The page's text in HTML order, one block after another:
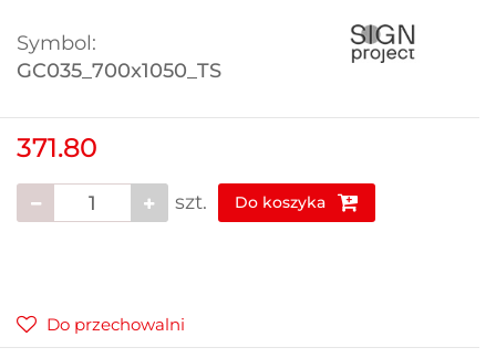
Symbol:
GC035_700x1050_TS
371.80
szt. Do koszyka
Do przechowalni